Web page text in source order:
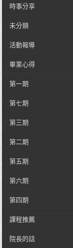
時事分享
未分類
活動報導
畢業心得
第一期
第七期
第三期
第二期
第五期
第六期
第四期
課程推薦
院長的話